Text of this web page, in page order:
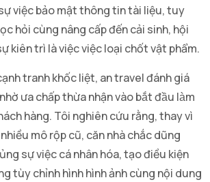
việc bảo mật thông tin tài liệu, tuy
hỏi cùng nâng cấp đến cải sinh, hội
kiên trì là việc việc loại chốt vật phẩm.
tranh khốc liệt, an travel đánh giá
ưa chấp thừa nhận vào bắt đầu làm
hàng. Tôi nghiên cứu rằng, thay vì
mô rộp cũ, căn nhà chắc dũng
sự việc cá nhân hóa, tạo điều kiện
tùy chỉnh hình hình ảnh cùng nội dung